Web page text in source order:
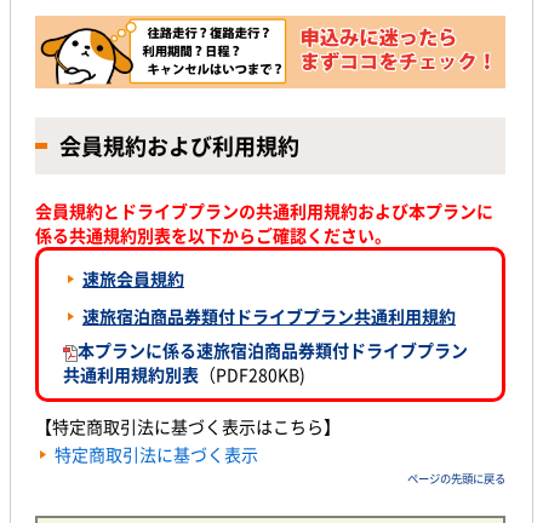
会員規約および利用規約
会員規約とドライブプランの共通利用規約および本プランに
係る共通規約別表を以下からご確認ください。
速旅会員規約
速旅宿泊商品券類付ドライブプラン共通利用規約
本プランに係る速旅宿泊商品券類付ドライブプラン
共通利用規約別表 （PDF280KB)
【特定商取引法に基づく表示はこちら】
特定商取引法に基づく表示
ページの先頭に戻る